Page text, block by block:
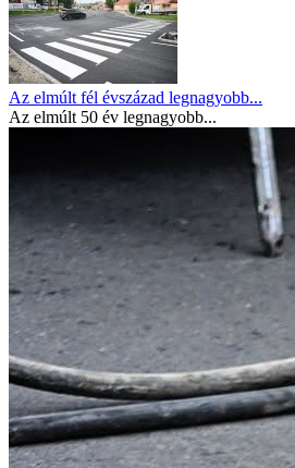
Az elmúlt fél évszázad legnagyobb...
Az elmúlt 50 év legnagyobb...